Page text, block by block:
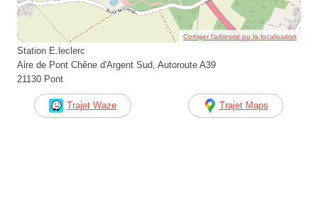
Corriger l’adresse ou la localisation
Station E.leclerc
Aire de Pont Chêne d'Argent Sud, Autoroute A39
21130 Pont
Trajet Waze Trajet Maps